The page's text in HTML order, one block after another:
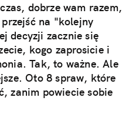
dobrze wam razem,
na "kolejny
decyzji zacznie się
kogo zaprosicie i
Tak, to ważne. Ale
Oto 8 spraw, które
zanim powiecie sobie